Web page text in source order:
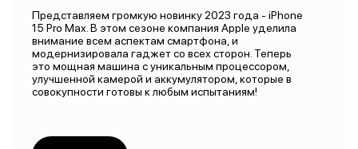
Представляем громкую новинку 2023 года - iPhone
15 Pro Max. В этом сезоне компания Apple уделила
внимание всем аспектам смартфона, и
модернизировала гаджет со всех сторон. Теперь
это мощная машина с уникальным процессором,
улучшенной камерой и аккумулятором, которые в
совокупности готовы к любым испытаниям!